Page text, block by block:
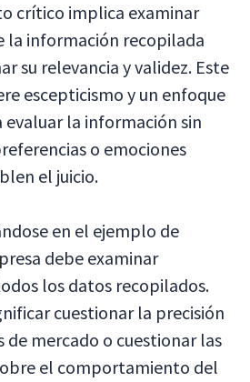
crítico implica examinar
la información recopilada
su relevancia y validez. Este
escepticismo y un enfoque
la información sin
o emociones
el juicio.
en el ejemplo de
debe examinar
los datos recopilados.
cuestionar la precisión
de mercado o cuestionar las
el comportamiento del